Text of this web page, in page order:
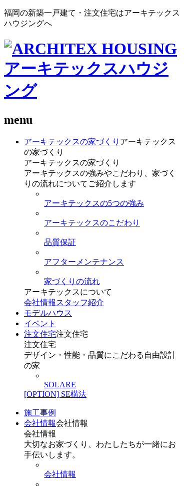
福岡の新築一戸建て・注文住宅はアーキテックス
ハウジングへ
menu
アーキテックスの家づくり アーキテックス
の家づくり
アーキテックスの家づくり
アーキテックスの強みやこだわり、家づく
りの流れについてご紹介します
アーキテックスの5つの強み
アーキテックスのこだわり
品質保証
アフターメンテナンス
家づくりの流れ
アーキテックスについて
会社情報 スタッフ紹介
モデルハウス
イベント
注文住宅注文住宅
注文住宅
デザイン・性能・品質にこだわる自由設計
の家
SOLARE
[OPTION] SE構法
施工事例
会社情報会社情報
会社情報
大切なお家づくり、わたしたちが一緒にお
手伝いします。
会社情報